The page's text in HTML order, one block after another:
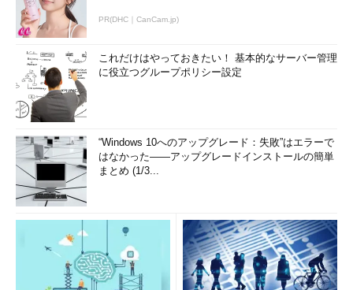
PR(DHC｜CanCam.jp)
これだけはやっておきたい！ 基本的なサーバー管理
に役立つグループポリシー設定
“Windows 10へのアップグレード：失敗”はエラーで
はなかった――アップグレードインストールの簡単
まとめ (1/3...